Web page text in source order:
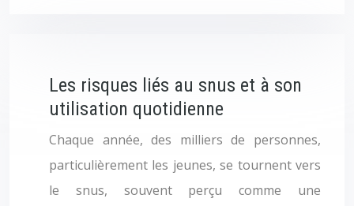
Les risques liés au snus et à son
utilisation quotidienne
Chaque année, des milliers de personnes,
particulièrement les jeunes, se tournent vers
le snus, souvent perçu comme une